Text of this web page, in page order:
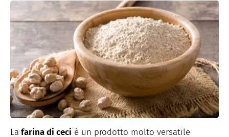
La farina di ceci è un prodotto molto versatile